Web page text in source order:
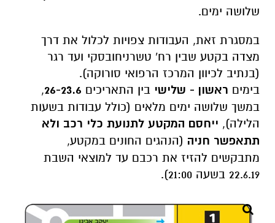
שלושה ימים.
במסגרת זאת, העבודות צפויות לכלול את דרך
מצדה בקטע שבין רח' טשרניחובסקי ועד רגר
(בנתיב לכיוון המרכז הרפואי סורוקה).
בימים ראשון - שלישי בין התאריכים 26-23.6
,
במשך שלושה ימים מלאים (כולל עבודות בשעות
הלילה), ייחסם המקטע לתנועת כלי רכב ולא
תתאפשר חניה (הנהגים החונים במקטע,
מתבקשים להזיז את רכבם עד למוצאי השבת
22.6.19 בשעה 21:00).